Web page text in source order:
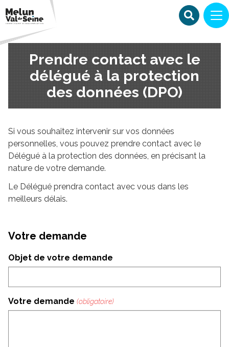
Prendre contact avec le
délégué à la protection
des données (DPO)
Si vous souhaitez intervenir sur vos données
personnelles, vous pouvez prendre contact avec le
Délégué à la protection des données, en précisant la
nature de votre demande.
Le Délégué prendra contact avec vous dans les
meilleurs délais.
Votre demande
Objet de votre demande
Votre demande